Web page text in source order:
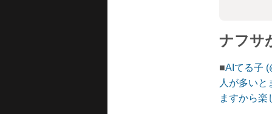
ナフサ
■AIてる子
人が多いと
ますから楽